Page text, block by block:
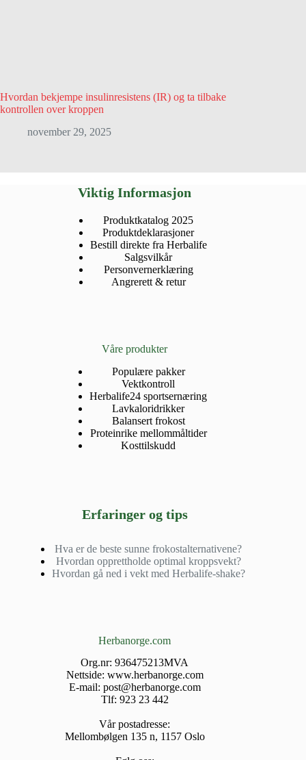
Hvordan bekjempe insulinresistens (IR) og ta tilbake
kontrollen over kroppen
november 29, 2025
Viktig Informasjon
Produktkatalog 2025
Produktdeklarasjoner
Bestill direkte fra Herbalife
Salgsvilkår
Personvernerklæring
Angrerett & retur
Våre produkter
Populære pakker
Vektkontroll
Herbalife24 sportsernæring
Lavkaloridrikker
Balansert frokost
Proteinrike mellommåltider
Kosttilskudd
Erfaringer og tips
Hva er de beste sunne frokostalternativene?
Hvordan opprettholde optimal kroppsvekt?
Hvordan gå ned i vekt med Herbalife-shake?
Herbanorge.com
Org.nr: 936475213MVA
Nettside: www.herbanorge.com
E-mail: post@herbanorge.com
Tlf: 923 23 442
Vår postadresse:
Mellombølgen 135 n, 1157 Oslo